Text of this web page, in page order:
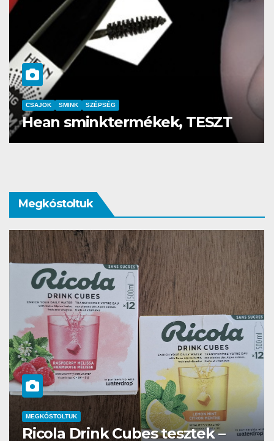
CSAJOK SMINK
Szemöldök laminálás-az meg
mi?
Megkóstoltuk
MEGKÓSTOLTUK